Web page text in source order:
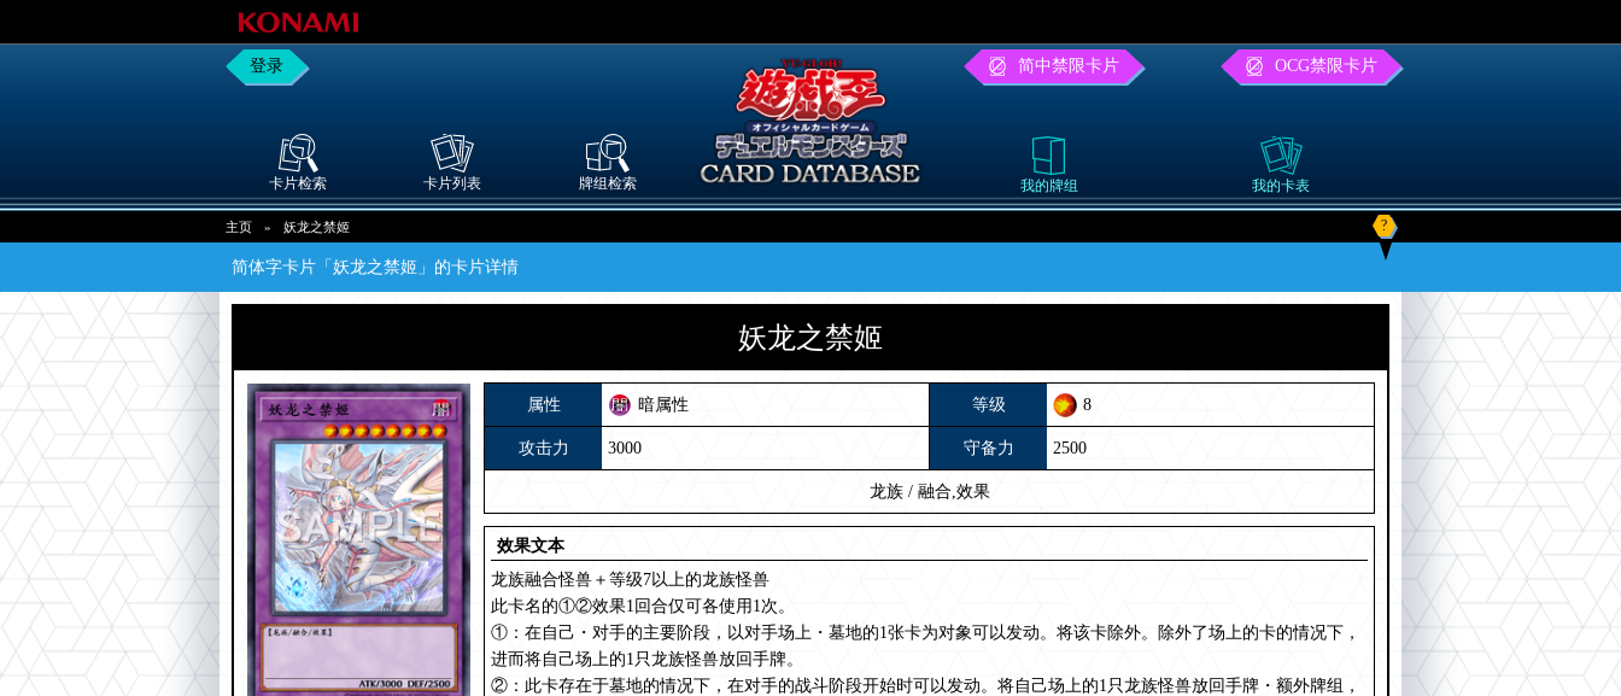
登录 简中禁限卡片 OCG禁限卡片
卡片检索 卡片列表 牌组检索 我的牌组 我的卡表
主页 » 妖龙之禁姬 ?
简体字卡片「妖龙之禁姬」的卡片详情
妖龙之禁姬
属性 暗属性 等级 8
攻击力 3000 守备力 2500
龙族 / 融合,效果
效果文本
龙族融合怪兽＋等级7以上的龙族怪兽
此卡名的①②效果1回合仅可各使用1次。
①：在自己・对手的主要阶段，以对手场上・墓地的1张卡为对象可以发动。将该卡除外。除外了场上的卡的情况下，
进而将自己场上的1只龙族怪兽放回手牌。
②：此卡存在于墓地的情况下，在对手的战斗阶段开始时可以发动。将自己场上的1只龙族怪兽放回手牌・额外牌组，